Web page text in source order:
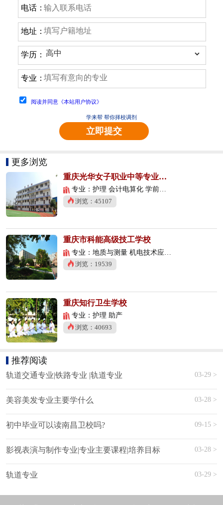
电话：
地址：
学历：
专业：
阅读并同意《本站用户协议》
学来帮 帮你择校调剂
立即提交
更多浏览
重庆光华女子职业中等专业学校
专业：护理 会计电算化 学前教育
浏览：45107
重庆市科能高级技工学校
专业：地质与测量 机电技术应用 数控技术应用
浏览：19539
重庆知行卫生学校
专业：护理 助产
浏览：40693
推荐阅读
轨道交通专业|铁路专业 |轨道专业 03-29 >
美容美发专业主要学什么 03-28 >
初中毕业可以读南昌卫校吗? 09-15 >
影视表演与制作专业|专业主要课程|培养目标 03-28 >
轨道专业 03-29 >